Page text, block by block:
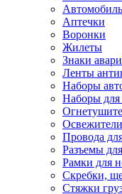
Аптечки
Воронки
Жилеты
Знаки
Ленты
Наборы
Наборы
Провода
Разъемы
Рамки для
Скребки,
Стяжки